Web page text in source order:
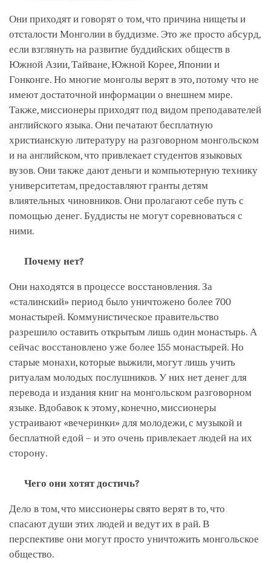
Они приходят и говорят о том, что причина нищеты и
отсталости Монголии в буддизме. Это же просто абсурд,
если взглянуть на развитие буддийских обществ в
Южной Азии, Тайване, Южной Корее, Японии и
Гонконге. Но многие монголы верят в это, потому что не
имеют достаточной информации о внешнем мире.
Также, миссионеры приходят под видом преподавателей
английского языка. Они печатают бесплатную
христианскую литературу на разговорном монгольском
и на английском, что привлекает студентов языковых
вузов. Они также дают деньги и компьютерную технику
университетам, предоставляют гранты детям
влиятельных чиновников. Они пролагают себе путь с
помощью денег. Буддисты не могут соревноваться с
ними.
Почему нет?
Они находятся в процессе восстановления. За
«сталинский» период было уничтожено более 700
монастырей. Коммунистическое правительство
разрешило оставить открытым лишь один монастырь. А
сейчас восстановлено уже более 155 монастырей. Но
старые монахи, которые выжили, могут лишь учить
ритуалам молодых послушников. У них нет денег для
перевода и издания книг на монгольском разговорном
языке. Вдобавок к этому, конечно, миссионеры
устраивают «вечеринки» для молодежи, с музыкой и
бесплатной едой – и это очень привлекает людей на их
сторону.
Чего они хотят достичь?
Дело в том, что миссионеры свято верят в то, что
спасают души этих людей и ведут их в рай. В
перспективе они могут просто уничтожить монгольское
общество.